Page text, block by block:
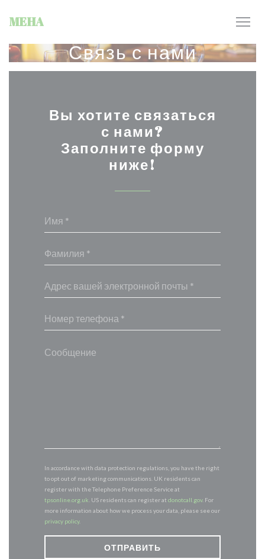
MEHA
Связь с нами
Вы хотите связаться
с нами?
Заполните форму
ниже!
In accordance with data protection regulations, you have the right
to opt out of marketing communications. UK residents can
register with the Telephone Preference Service at
tpsonline.org.uk . US residents can register at donotcall.gov. For
more information about how we process your data, please see our
privacy policy.